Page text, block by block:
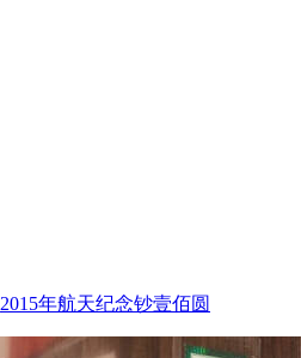
2015年航天纪念钞壹佰圆